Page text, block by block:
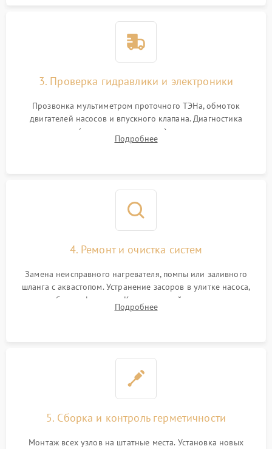
3. Проверка гидравлики и электроники
Прозвонка мультиметром проточного ТЭНа, обмоток
двигателей насосов и впускного клапана. Диагностика
прессостата (датчика уровня воды), датчика мутности,
концевика дверцы и электронного модуля управления.
Подробнее
4. Ремонт и очистка систем
Замена неисправного нагревателя, помпы или заливного
шланга с аквастопом. Устранение засоров в улитке насоса,
патрубках и фильтрах. Компонентный ремонт платы
управления, восстановление поврежденной проводки.
Подробнее
5. Сборка и контроль герметичности
Монтаж всех узлов на штатные места. Установка новых